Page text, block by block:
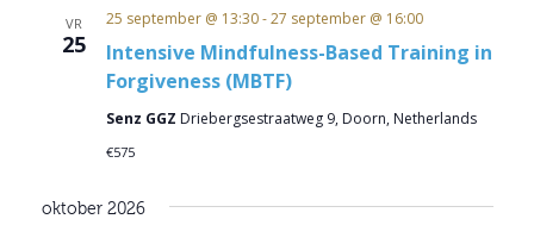
VR
25
Intensive Mindfulness-Based Training in
Forgiveness (MBTF)
25 september @ 13:30-27 september @ 16:00
Senz GGZ Driebergsestraatweg 9, Doorn, Netherlands
€575
oktober 2026